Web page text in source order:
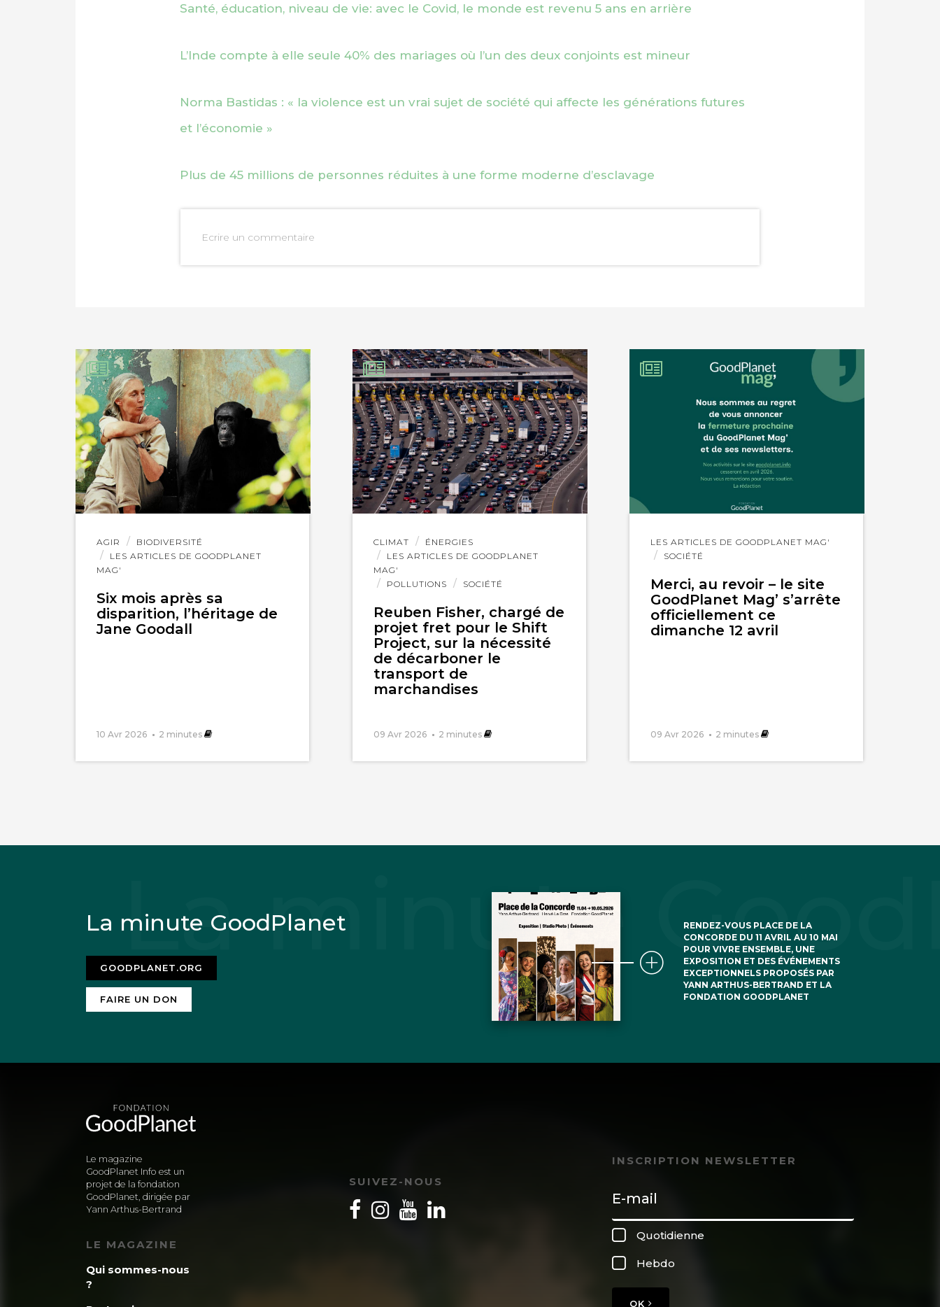
IMPRIMER
Santé, éducation, niveau de vie: avec le Covid, le monde est revenu 5 ans en arrière
L’Inde compte à elle seule 40% des mariages où l’un des deux conjoints est mineur
Norma Bastidas : « la violence est un vrai sujet de société qui affecte les générations futures
et l’économie »
Plus de 45 millions de personnes réduites à une forme moderne d’esclavage
Ecrire un commentaire
AGIR
BIODIVERSITÉ
LES ARTICLES DE GOODPLANET
MAG'
Six mois après sa
disparition, l’héritage de
Jane Goodall
10 Avr 2026 2 minutes
Lire
l'article
CLIMAT
ÉNERGIES
LES ARTICLES DE GOODPLANET
MAG'
POLLUTIONS
SOCIÉTÉ
Reuben Fisher, chargé de
projet fret pour le Shift
Project, sur la nécessité
de décarboner le
transport de
marchandises
09 Avr 2026 2 minutes
Lire
l'article
LES ARTICLES DE GOODPLANET MAG'
SOCIÉTÉ
Merci, au revoir – le site
GoodPlanet Mag’ s’arrête
officiellement ce
dimanche 12 avril
09 Avr 2026 2 minutes
Lire
l'article
La minute GoodPlanet
GOODPLANET.ORG
FAIRE UN DON
RENDEZ-VOUS PLACE DE LA
CONCORDE DU 11 AVRIL AU 10 MAI
POUR VIVRE ENSEMBLE, UNE
EXPOSITION ET DES ÉVÉNEMENTS
EXCEPTIONNELS PROPOSÉS PAR
YANN ARTHUS-BERTRAND ET LA
FONDATION GOODPLANET
Le magazine
GoodPlanet Info est un
projet de la fondation
GoodPlanet, dirigée par
Yann Arthus-Bertrand
LE MAGAZINE
Qui sommes-nous
?
SUIVEZ-NOUS
INSCRIPTION NEWSLETTER
Quotidienne
Hebdo
OK